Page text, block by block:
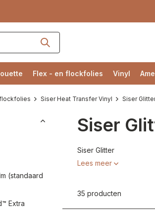
Flex - en flockfolies Vinyl
Siser Heat Transfer Vinyl Siser
(standaard
Extra
Siser
Siser Glitter
Lees meer
35 producten